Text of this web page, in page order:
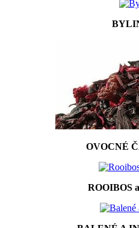
OVOCNÉ
ROOIBOS